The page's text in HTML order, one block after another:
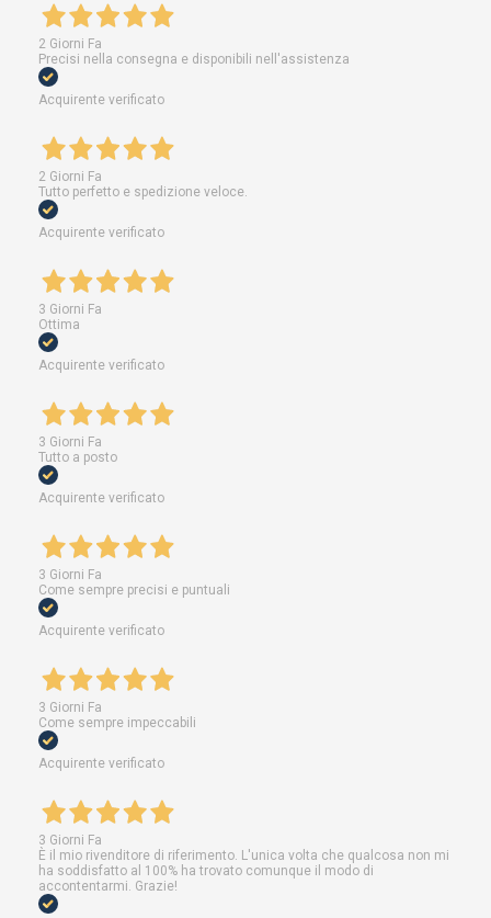
2 Giorni Fa
Precisi nella consegna e disponibili nell'assistenza
Acquirente verificato
2 Giorni Fa
Tutto perfetto e spedizione veloce.
Acquirente verificato
3 Giorni Fa
Ottima
Acquirente verificato
3 Giorni Fa
Tutto a posto
Acquirente verificato
3 Giorni Fa
Come sempre precisi e puntuali
Acquirente verificato
3 Giorni Fa
Come sempre impeccabili
Acquirente verificato
3 Giorni Fa
È il mio rivenditore di riferimento. L'unica volta che qualcosa non mi
ha soddisfatto al 100% ha trovato comunque il modo di
accontentarmi. Grazie!